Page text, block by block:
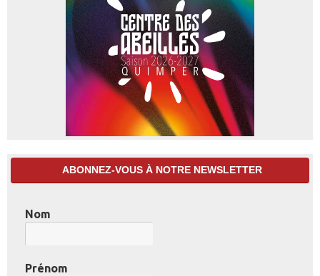
ABONNEZ-VOUS À NOTRE NEWSLETTER
Nom
Prénom